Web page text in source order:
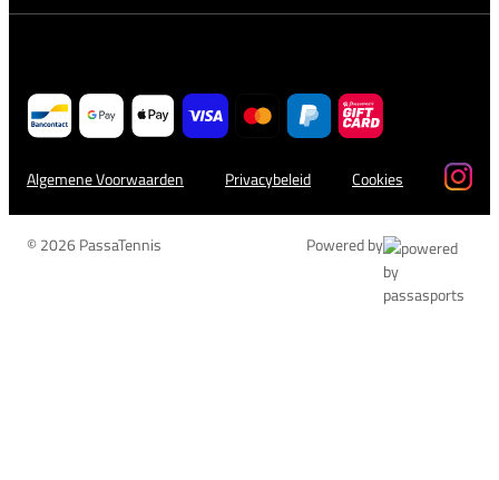
Algemene Voorwaarden Privacybeleid Cookies
© 2026 PassaTennis Powered by